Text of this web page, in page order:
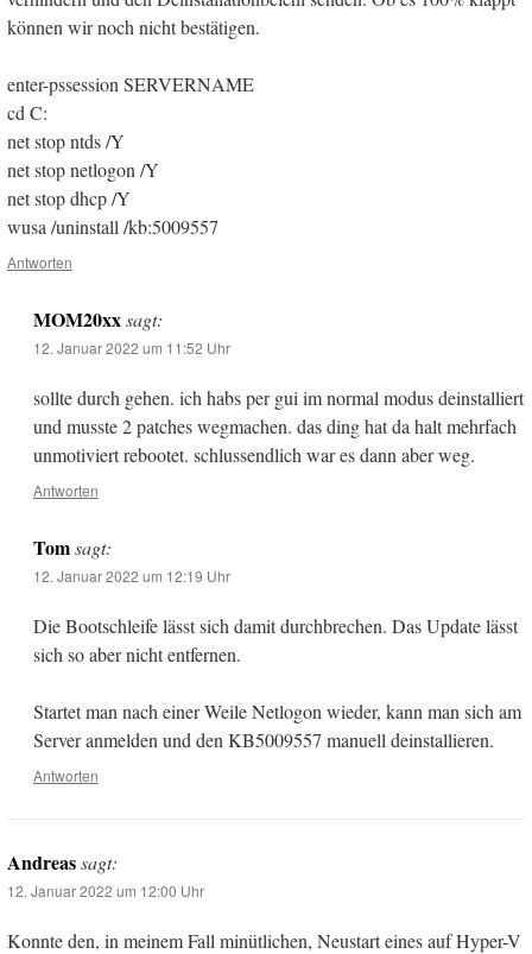
können wir noch nicht bestätigen.
enter-pssession SERVERNAME
cd C:
net stop ntds /Y
net stop netlogon /Y
net stop dhcp /Y
wusa /uninstall /kb:5009557
Antworten
MOM20xx sagt:
12. Januar 2022 um 11:52 Uhr
sollte durch gehen. ich habs per gui im normal modus deinstalliert
und musste 2 patches wegmachen. das ding hat da halt mehrfach
unmotiviert rebootet. schlussendlich war es dann aber weg.
Antworten
Tom sagt:
12. Januar 2022 um 12:19 Uhr
Die Bootschleife lässt sich damit durchbrechen. Das Update lässt
sich so aber nicht entfernen.
Startet man nach einer Weile Netlogon wieder, kann man sich am
Server anmelden und den KB5009557 manuell deinstallieren.
Antworten
Andreassagt:
12. Januar 2022 um 12:00 Uhr
Konnte den, in meinem Fall minütlichen, Neustart eines auf Hyper-V